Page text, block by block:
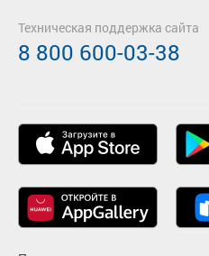
Техническая поддержка сайта
8 800 600-03-38